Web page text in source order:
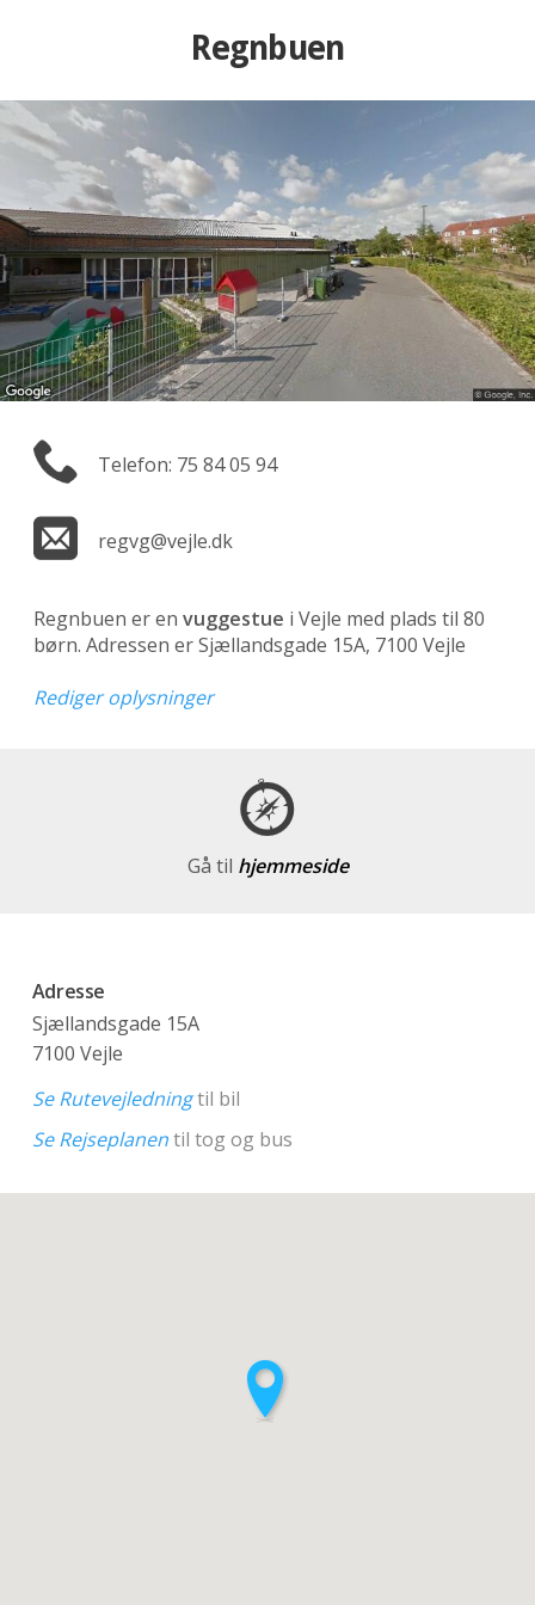
Regnbuen
Telefon: 75 84 05 94
regvg@vejle.dk
Regnbuen er en vuggestue i Vejle med plads til 80
børn. Adressen er Sjællandsgade 15A, 7100 Vejle
Rediger oplysninger
Gå til hjemmeside
Adresse
Sjællandsgade 15A
7100 Vejle
Se Rutevejledningtil bil
Se Rejseplanentil tog og bus